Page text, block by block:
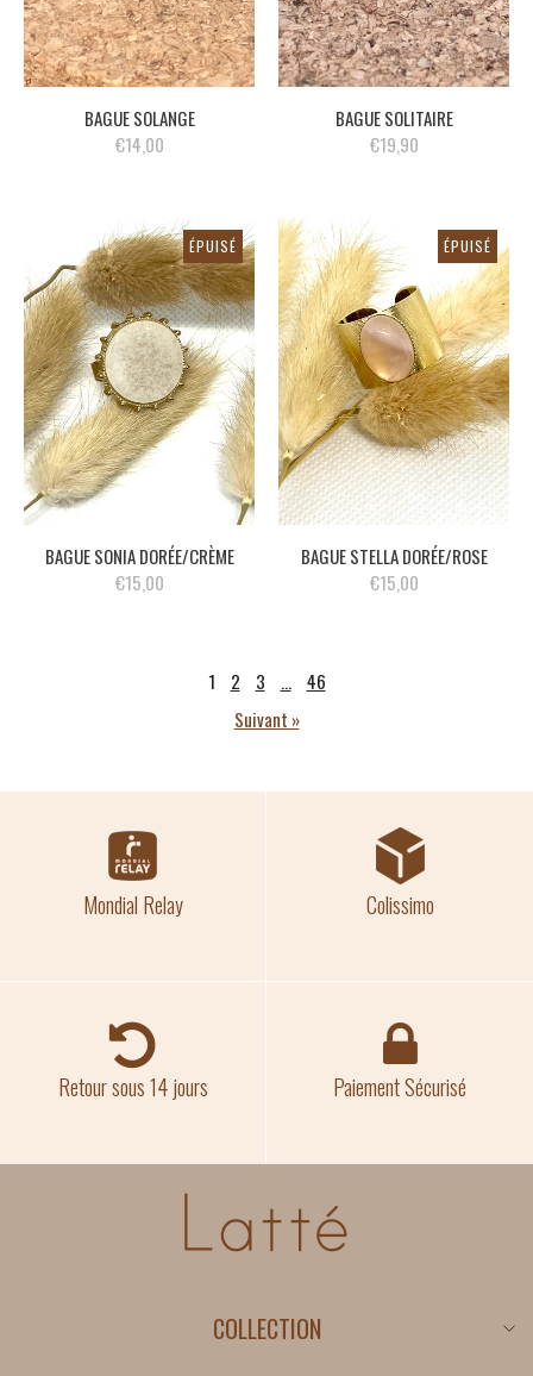
BAGUE SOLANGE
€14,00
BAGUE SOLITAIRE
€19,90
ÉPUISÉ
BAGUE SONIA DORÉE/CRÈME
€15,00
ÉPUISÉ
BAGUE STELLA DORÉE/ROSE
€15,00
1 2 3 …
46
Suivant »
Mondial Relay Colissimo
Retour sous 14 jours Paiement Sécurisé
COLLECTION